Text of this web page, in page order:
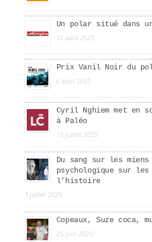
Un polar situé dans
12 août 2025
Prix Vanil Noir du
6 août 2025
Cyril Nghiem met en
à Paléo
15 juillet 2025
Du sang sur les
psychologique sur les
l’histoire
7 juillet 2025
Copeaux, Suze coca,
25 juin 2025